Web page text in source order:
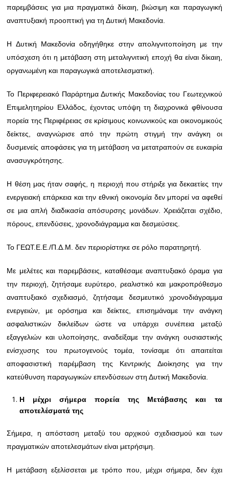
παρεμβάσεις για μια πραγματικά δίκαιη, βιώσιμη και παραγωγική
αναπτυξιακή προοπτική για τη Δυτική Μακεδονία.
Η Δυτική Μακεδονία οδηγήθηκε στην απολιγνιτοποίηση με την
υπόσχεση ότι η μετάβαση στη μεταλιγνιτική εποχή θα είναι δίκαιη,
οργανωμένη και παραγωγικά αποτελεσματική.
Το Περιφερειακό Παράρτημα Δυτικής Μακεδονίας του Γεωτεχνικού
Επιμελητηρίου Ελλάδος, έχοντας υπόψη τη διαχρονικά φθίνουσα
πορεία της Περιφέρειας σε κρίσιμους κοινωνικούς και οικονομικούς
δείκτες, αναγνώρισε από την πρώτη στιγμή την ανάγκη οι
δυσμενείς αποφάσεις για τη μετάβαση να μετατραπούν σε ευκαιρία
ανασυγκρότησης.
Η θέση μας ήταν σαφής, η περιοχή που στήριξε για δεκαετίες την
ενεργειακή επάρκεια και την εθνική οικονομία δεν μπορεί να αφεθεί
σε μια απλή διαδικασία απόσυρσης μονάδων. Χρειάζεται σχέδιο,
πόρους, επενδύσεις, χρονοδιάγραμμα και δεσμεύσεις.
Το ΓΕΩΤ.Ε.Ε./Π.Δ.Μ. δεν περιορίστηκε σε ρόλο παρατηρητή.
Με μελέτες και παρεμβάσεις, καταθέσαμε αναπτυξιακό όραμα για
την περιοχή, ζητήσαμε ευρύτερο, ρεαλιστικό και μακροπρόθεσμο
αναπτυξιακό σχεδιασμό, ζητήσαμε δεσμευτικό χρονοδιάγραμμα
ενεργειών, με ορόσημα και δείκτες, επισημάναμε την ανάγκη
ασφαλιστικών δικλείδων ώστε να υπάρχει συνέπεια μεταξύ
εξαγγελιών και υλοποίησης, αναδείξαμε την ανάγκη ουσιαστικής
ενίσχυσης του πρωτογενούς τομέα, τονίσαμε ότι απαιτείται
αποφασιστική παρέμβαση της Κεντρικής Διοίκησης για την
κατεύθυνση παραγωγικών επενδύσεων στη Δυτική Μακεδονία.
Η μέχρι σήμερα πορεία της Μετάβασης και τα
αποτελέσματά της
Σήμερα, η απόσταση μεταξύ του αρχικού σχεδιασμού και των
πραγματικών αποτελεσμάτων είναι μετρήσιμη.
Η μετάβαση εξελίσσεται με τρόπο που, μέχρι σήμερα, δεν έχει